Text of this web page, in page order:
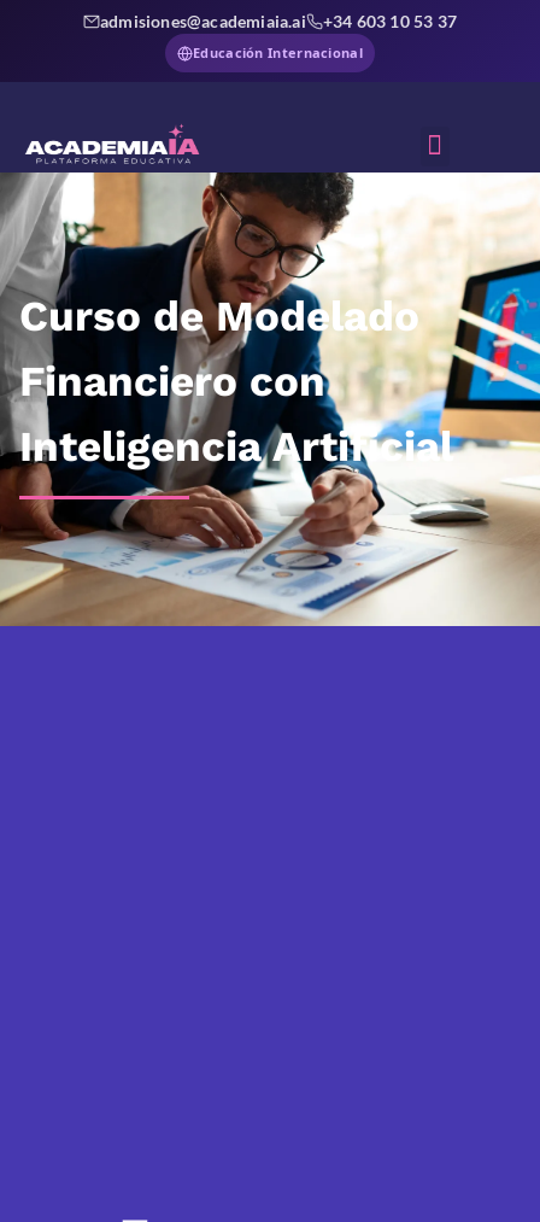
admisiones@academiaia.ai +34 603 10 53 37
Educación Internacional
Curso de Modelado
Financiero con
Inteligencia Artificial